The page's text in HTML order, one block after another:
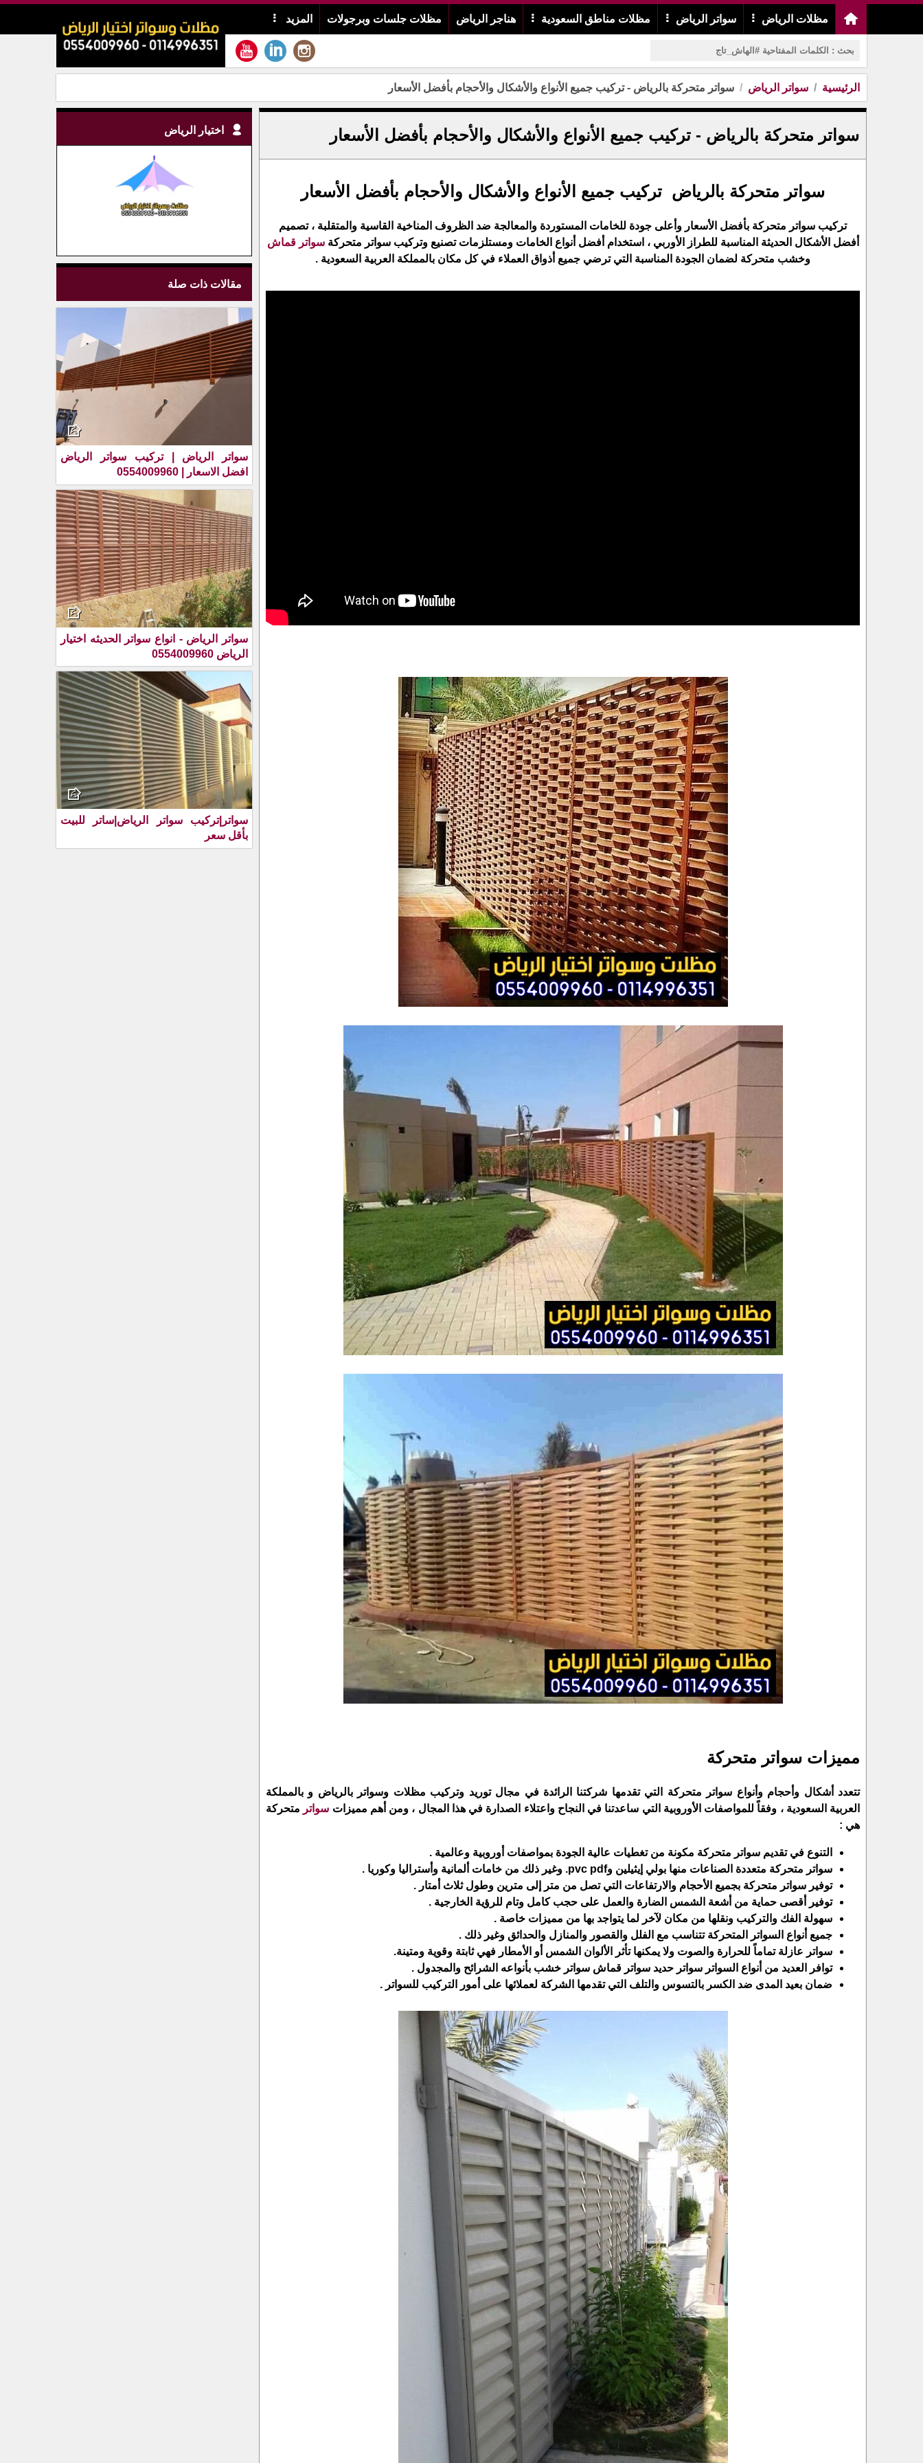
مظلات الرياض سواتر الرياض مظلات مناطق السعودية هناجر الرياض مظلات جلسات وبرجولات المزيد
الرئيسية سواتر الرياض سواتر متحركة بالرياض - تركيب جميع الأنواع والأشكال والأحجام بأفضل الأسعار
سواتر متحركة بالرياض - تركيب جميع الأنواع والأشكال والأحجام بأفضل الأسعار
سواتر متحركة بالرياض تركيب جميع الأنواع والأشكال والأحجام بأفضل الأسعار
تركيب سواتر متحركة بأفضل الأسعار وأعلى جودة للخامات المستوردة والمعالجة ضد الظروف المناخية القاسية والمتقلبة ، تصميم
أفضل الأشكال الحديثة المناسبة للطراز الأوربي ، استخدام أفضل أنواع الخامات ومستلزمات تصنيع وتركيب سواتر متحركة سواتر قماش
وخشب متحركة لضمان الجودة المناسبة التي ترضي جميع أذواق العملاء في كل مكان بالمملكة العربية السعودية .
مميزات سواتر متحركة
تتعدد أشكال وأحجام وأنواع سواتر متحركة التي تقدمها شركتنا الرائدة في مجال توريد وتركيب مظلات وسواتر بالرياض و بالمملكة
العربية السعودية ، وفقاً للمواصفات الأوروبية التي ساعدتنا في النجاح واعتلاء الصدارة في هذا المجال ، ومن أهم مميزات سواتر متحركة
هي :
التنوع في تقديم سواتر متحركة مكونة من تغطيات عالية الجودة بمواصفات أوروبية وعالمية .
سواتر متحركة متعددة الصناعات منها بولي إيثيلين وpvc pdf. وغير ذلك من خامات ألمانية وأستراليا وكوريا .
توفير سواتر متحركة بجميع الأحجام والارتفاعات التي تصل من متر إلى مترين وطول ثلاث أمتار .
توفير أقصى حماية من أشعة الشمس الضارة والعمل على حجب كامل وتام للرؤية الخارجية .
سهولة الفك والتركيب ونقلها من مكان لآخر لما يتواجد بها من مميزات خاصة .
جميع أنواع السواتر المتحركة تتناسب مع الفلل والقصور والمنازل والحدائق وغير ذلك .
سواتر عازلة تماماً للحرارة والصوت ولا يمكنها تأثر الألوان الشمس أو الأمطار فهي ثابتة وقوية ومتينة.
توافر العديد من أنواع السواتر سواتر حديد سواتر قماش سواتر خشب بأنواعه الشرائح والمجدول .
ضمان بعيد المدى ضد الكسر بالتسوس والتلف التي تقدمها الشركة لعملائها على أمور التركيب للسواتر .
اختيار الرياض
مقالات ذات صلة
سواتر الرياض | تركيب سواتر الرياض
افضل الاسعار | 0554009960
سواتر الرياض - انواع سواتر الحديثه اختيار
الرياض 0554009960
سواتر|تركيب سواتر الرياض|ساتر للبيت
بأقل سعر